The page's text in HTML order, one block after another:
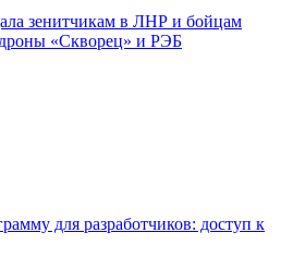
зенитчикам в ЛНР и бойцам
«Скворец» и РЭБ
для разработчиков: доступ к